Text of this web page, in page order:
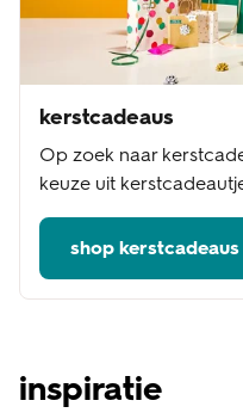
kerstcadeaus
Op zoek naar
keuze uit
shop kerstcadeaus
inspiratie